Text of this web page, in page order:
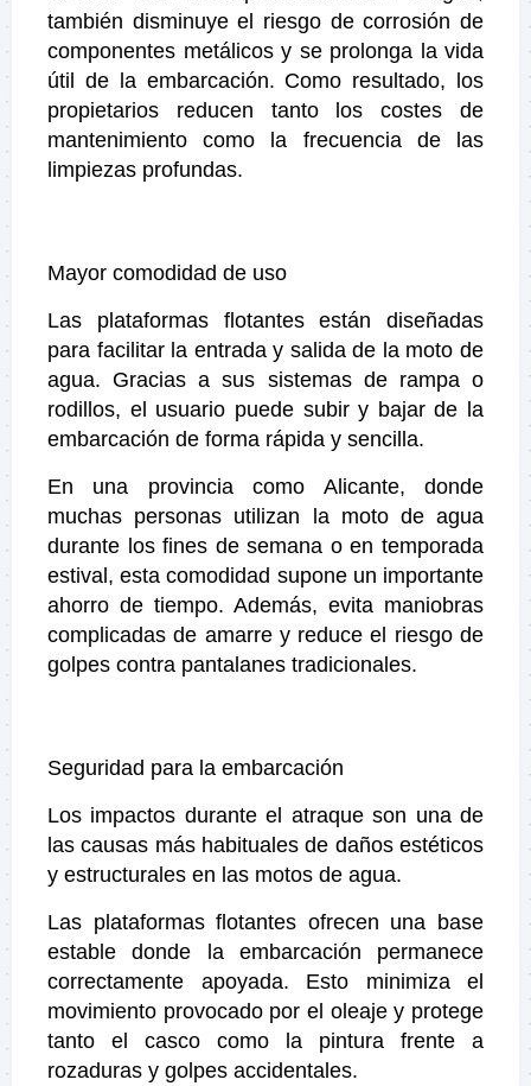
también disminuye el riesgo de corrosión de
componentes metálicos y se prolonga la vida
útil de la embarcación. Como resultado, los
propietarios reducen tanto los costes de
mantenimiento como la frecuencia de las
limpiezas profundas.
Mayor comodidad de uso
Las plataformas flotantes están diseñadas
para facilitar la entrada y salida de la moto de
agua. Gracias a sus sistemas de rampa o
rodillos, el usuario puede subir y bajar de la
embarcación de forma rápida y sencilla.
En una provincia como Alicante, donde
muchas personas utilizan la moto de agua
durante los fines de semana o en temporada
estival, esta comodidad supone un importante
ahorro de tiempo. Además, evita maniobras
complicadas de amarre y reduce el riesgo de
golpes contra pantalanes tradicionales.
Seguridad para la embarcación
Los impactos durante el atraque son una de
las causas más habituales de daños estéticos
y estructurales en las motos de agua.
Las plataformas flotantes ofrecen una base
estable donde la embarcación permanece
correctamente apoyada. Esto minimiza el
movimiento provocado por el oleaje y protege
tanto el casco como la pintura frente a
rozaduras y golpes accidentales.